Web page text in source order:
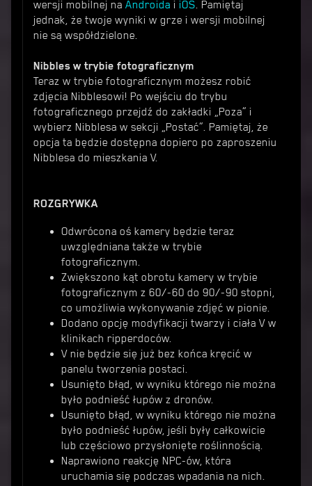
wersji mobilnej na Androida i iOS. Pamiętaj
jednak, że twoje wyniki w grze i wersji mobilnej
nie są współdzielone.
Nibbles w trybie fotograficznym
Teraz w trybie fotograficznym możesz robić
zdjęcia Nibblesowi! Po wejściu do trybu
fotograficznego przejdź do zakładki „Poza” i
wybierz Nibblesa w sekcji „Postać”. Pamiętaj, że
opcja ta będzie dostępna dopiero po zaproszeniu
Nibblesa do mieszkania V.
ROZGRYWKA
Odwrócona oś kamery będzie teraz
uwzględniana także w trybie
fotograficznym.
Zwiększono kąt obrotu kamery w trybie
fotograficznym z 60/-60 do 90/-90 stopni,
co umożliwia wykonywanie zdjęć w pionie.
Dodano opcję modyfikacji twarzy i ciała V w
klinikach ripperdoców.
V nie będzie się już bez końca kręcić w
panelu tworzenia postaci.
Usunięto błąd, w wyniku którego nie można
było podnieść łupów z dronów.
Usunięto błąd, w wyniku którego nie można
było podnieść łupów, jeśli były całkowicie
lub częściowo przysłonięte roślinnością.
Naprawiono reakcję NPC-ów, która
uruchamia się podczas wpadania na nich.